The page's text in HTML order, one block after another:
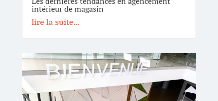
intérieur de magasin
lire la suite...